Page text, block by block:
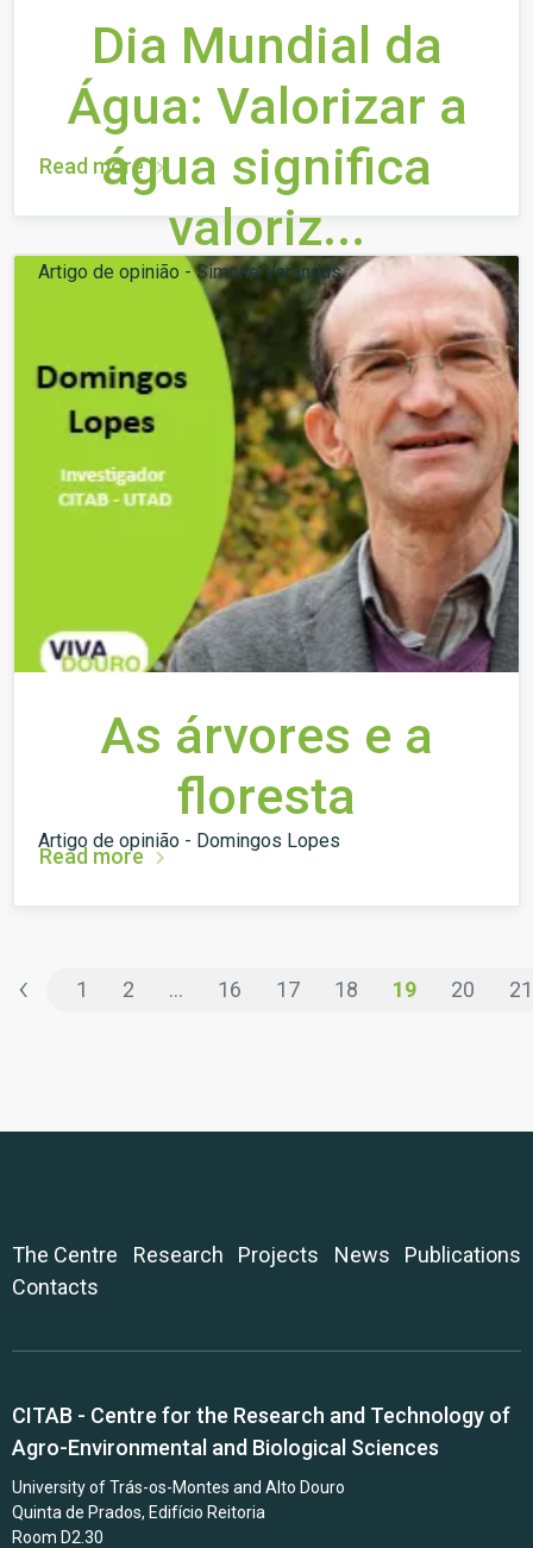
Dia Mundial da
Água: Valorizar a
água significa
valoriz...
Artigo de opinião - Simone Varandas
Read more
As árvores e a
floresta
Artigo de opinião - Domingos Lopes
Read more
‹ 1 2 ... 16 17 18 19 20 21
The Centre Research Projects News
Publications
Contacts
CITAB - Centre for the Research and Technology of
Agro-Environmental and Biological Sciences
University of Trás-os-Montes and Alto Douro
Quinta de Prados, Edifício Reitoria
Room D2.30